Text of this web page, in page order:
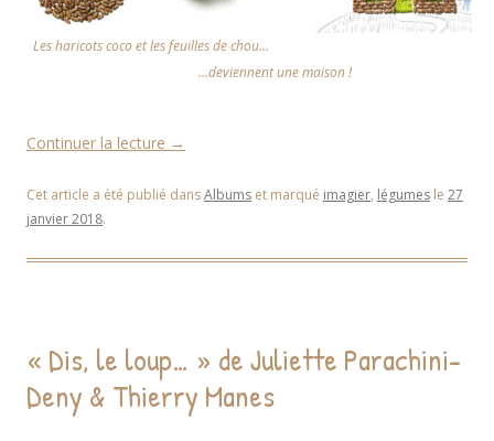
Les haricots coco et les feuilles de chou…
…deviennent une maison !
Continuer la lecture →
Cet article a été publié dansAlbums et marqué imagier, légumes le 27
janvier 2018.
« Dis, le loup… » de Juliette Parachini-
Deny & Thierry Manes